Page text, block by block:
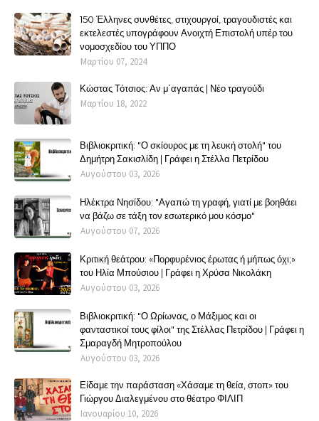
150 Έλληνες συνθέτες, στιχουργοί, τραγουδιστές και
εκτελεστές υπογράφουν Ανοιχτή Επιστολή υπέρ του
νομοσχεδίου του ΥΠΠΟ
Μαρτίου 07, 2024
Κώστας Τότσιος: Αν μ΄αγαπάς | Νέο τραγούδι
Μαρτίου 18, 2022
Βιβλιοκριτική: "Ο σκίουρος με τη λευκή στολή" του
Δημήτρη Σακισλίδη | Γράφει η Στέλλα Πετρίδου
Αυγούστου 03, 2026
Ηλέκτρα Νησίδου: "Αγαπώ τη γραφή, γιατί με βοηθάει
να βάζω σε τάξη τον εσωτερικό μου κόσμο"
Αυγούστου 07, 2026
Κριτική θεάτρου: «Πορφυρένιος έρωτας ή μήπως όχι;»
του Ηλία Μπούσιου | Γράφει η Χρύσα Νικολάκη
Αυγούστου 03, 2026
Βιβλιοκριτική: "Ο Ωρίωνας, ο Μάξιμος και οι
φανταστικοί τους φίλοι" της Στέλλας Πετρίδου | Γράφει η
Σμαραγδή Μητροπούλου
Αυγούστου 03, 2026
Είδαμε την παράσταση «Χάσαμε τη θεία, στοπ» του
Γιώργου Διαλεγμένου στο θέατρο ΦΙΛΙΠ
Ιανουαρίου 10, 2026